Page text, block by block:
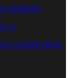
Y